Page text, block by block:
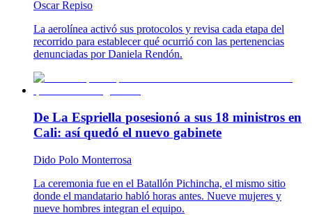
Oscar Repiso
La aerolínea activó sus protocolos y revisa cada etapa del
recorrido para establecer qué ocurrió con las pertenencias
denunciadas por Daniela Rendón.
De La Espriella posesionó a sus 18 ministros en
Cali: así quedó el nuevo gabinete
Dido Polo Monterrosa
La ceremonia fue en el Batallón Pichincha, el mismo sitio
donde el mandatario habló horas antes. Nueve mujeres y
nueve hombres integran el equipo.